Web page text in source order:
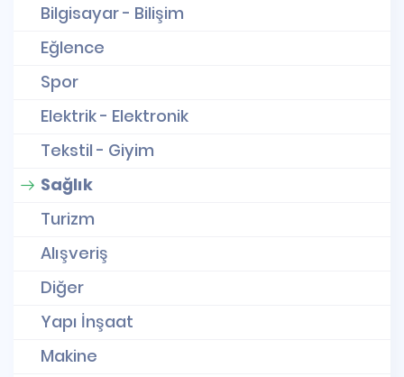
Bilgisayar - Bilişim
Eğlence
Spor
Elektrik - Elektronik
Tekstil - Giyim
Sağlık
Turizm
Alışveriş
Diğer
Yapı İnşaat
Makine